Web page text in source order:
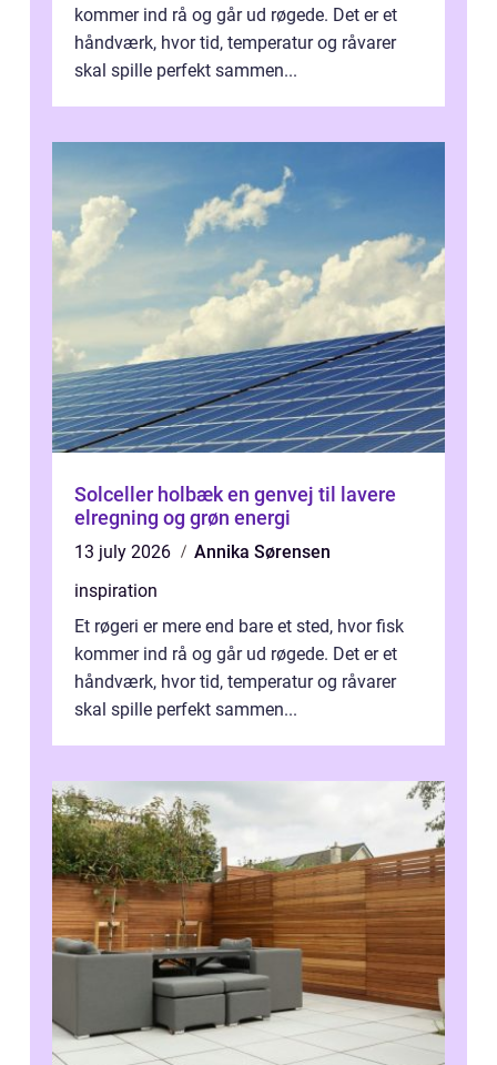
kommer ind rå og går ud røgede. Det er et
håndværk, hvor tid, temperatur og råvarer
skal spille perfekt sammen...
Solceller holbæk en genvej til lavere
elregning og grøn energi
13 july 2026
Annika Sørensen
inspiration
Et røgeri er mere end bare et sted, hvor fisk
kommer ind rå og går ud røgede. Det er et
håndværk, hvor tid, temperatur og råvarer
skal spille perfekt sammen...